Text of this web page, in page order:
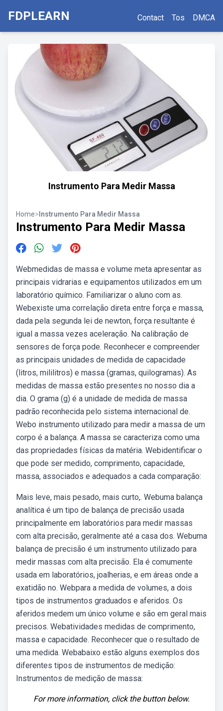
FDPLEARN Contact Tos DMCA
Instrumento Para Medir Massa
Home> Instrumento Para Medir Massa
Instrumento Para Medir Massa
Webmedidas de massa e volume meta apresentar as
principais vidrarias e equipamentos utilizados em um
laboratório químico. Familiarizar o aluno com as.
Webexiste uma correlação direta entre força e massa,
dada pela segunda lei de newton, força resultante é
igual a massa vezes aceleração. Na calibração de
sensores de força pode. Reconhecer e compreender
as principais unidades de medida de capacidade
(litros, mililitros) e massa (gramas, quilogramas). As
medidas de massa estão presentes no nosso dia a
dia. O grama (g) é a unidade de medida de massa
padrão reconhecida pelo sistema internacional de.
Webo instrumento utilizado para medir a massa de um
corpo é a balança. A massa se caracteriza como uma
das propriedades físicas da matéria. Webidentificar o
que pode ser medido, comprimento, capacidade,
massa, associados e adequados a cada comparação:
Mais leve, mais pesado, mais curto,. Webuma balança
analítica é um tipo de balança de precisão usada
principalmente em laboratórios para medir massas
com alta precisão, geralmente até a casa dos. Webuma
balança de precisão é um instrumento utilizado para
medir massas com alta precisão. Ela é comumente
usada em laboratórios, joalherias, e em áreas onde a
exatidão no. Webpara a medida de volumes, a dois
tipos de instrumentos graduados e aferidos. Os
aferidos medem um único volume e são em geral mais
precisos. Webatividades medidas de comprimento,
massa e capacidade. Reconhecer que o resultado de
uma medida. Webabaixo estão alguns exemplos dos
diferentes tipos de instrumentos de medição:
Instrumentos de medição de massa:
For more information, click the button below.